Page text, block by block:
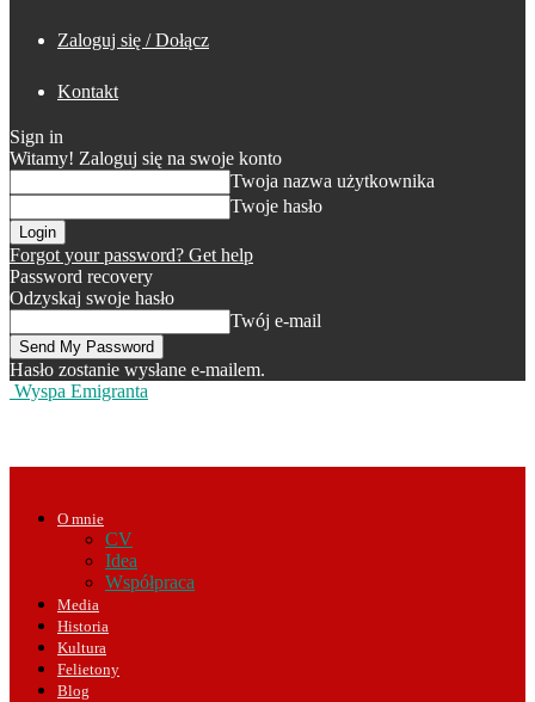
Zaloguj się / Dołącz
Kontakt
Sign in
Witamy! Zaloguj się na swoje konto
Twoja nazwa użytkownika
Twoje hasło
Forgot your password? Get help
Password recovery
Odzyskaj swoje hasło
Twój e-mail
Hasło zostanie wysłane e-mailem.
Wyspa Emigranta
O mnie
CV
Idea
Współpraca
Media
Historia
Kultura
Felietony
Blog